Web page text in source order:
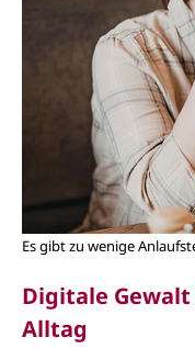
Es gibt zu wenige
Digitale
Alltag